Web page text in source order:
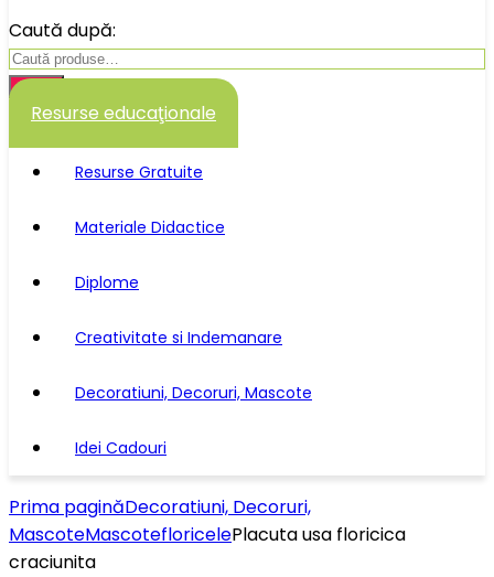
Caută după:
Caută
Resurse educaţionale
Resurse Gratuite
Materiale Didactice
Diplome
Creativitate si Indemanare
Decoratiuni, Decoruri, Mascote
Idei Cadouri
Prima paginăDecoratiuni, Decoruri,
MascoteMascotefloricelePlacuta usa floricica
craciunita